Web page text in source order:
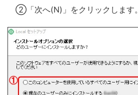
②「次へ(N)」をクリックします。